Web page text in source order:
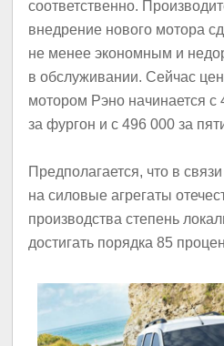
соответственно.
внедрение нового мотора
не менее экономным и
в обслуживании. Cейчас
мотором Рэно начинается с
за фургон и с 496 000 за
Предполагается, что в
на силовые агрегаты
производства степень
достигать порядка 85